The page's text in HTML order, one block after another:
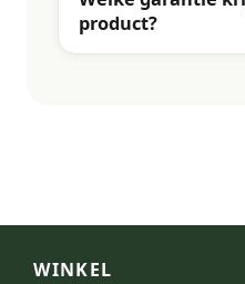
product?
WINKEL